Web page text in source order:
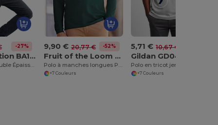
-27%
B&C Collection BA108
9,90 € 20,77 € -52%
Fruit of the Loom SS258
+7 Couleurs
5,71 € 10,67 €
Gildan GD040
+7 Couleurs